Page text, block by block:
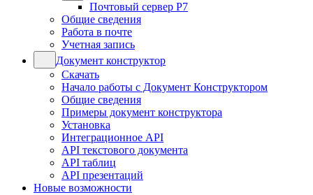
Почтовый сервер Р7
Общие сведения
Работа в почте
Учетная запись
Документ конструктор
Скачать
Начало работы с Документ Конструктором
Общие сведения
Примеры документ конструктора
Установка
Интеграционное API
API текстового документа
API таблиц
API презентаций
Новые возможности